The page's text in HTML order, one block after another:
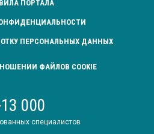
ПОРТАЛА
ПЕРСОНАЛЬНЫХ ДАННЫХ
ФАЙЛОВ COOKIE
000
специалистов